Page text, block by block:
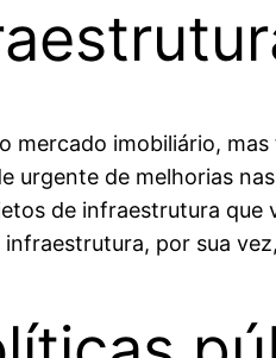
mercado imobiliário,
urgente de melhorias
de infraestrutura
por sua